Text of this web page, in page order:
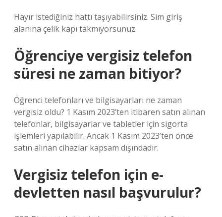
Hayır istediğiniz hattı taşıyabilirsiniz. Sim giriş
alanına çelik kapı takmıyorsunuz.
Öğrenciye vergisiz telefon
süresi ne zaman bitiyor?
Öğrenci telefonları ve bilgisayarları ne zaman
vergisiz oldu? 1 Kasım 2023’ten itibaren satın alınan
telefonlar, bilgisayarlar ve tabletler için sigorta
işlemleri yapılabilir. Ancak 1 Kasım 2023’ten önce
satın alınan cihazlar kapsam dışındadır.
Vergisiz telefon için e-
devletten nasıl başvurulur?